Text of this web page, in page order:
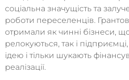
соціальна значущість та
роботи переселенців.
отримали як чинні бізнеси,
релокуються, так і
ідею і тільки шукають
реалізації.